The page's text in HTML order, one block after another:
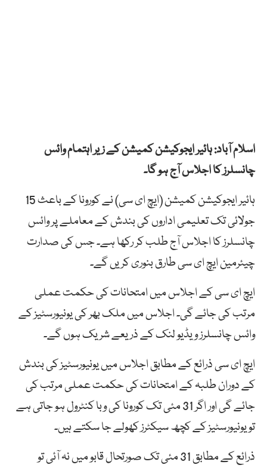
اسلام آباد: ہائیر ایجوکیشن کمیشن کے زیر اہتمام وائس
چانسلرز کا اجلاس آج ہو گا۔
ہائیر ایجوکیشن کمیشن (ایچ ای سی) نے کورونا کے باعث 15
جولائی تک تعلیمی اداروں کی بندش کے معاملے پر وائس
چانسلرز کا اجلاس آج طلب کر رکھا ہے۔ جس کی صدارت
چیئرمین ایچ ای سی طارق بنوری کریں گے۔
ایچ ای سی کے اجلاس میں امتحانات کی حکمت عملی
مرتب کی جائے گی۔ اجلاس میں ملک بھر کی یونیورسٹیز کے
وائس چانسلرز ویڈیو لنک کے ذریعے شریک ہوں گے۔
ایچ ای سی ذرائع کے مطابق اجلاس میں یونیورسٹیز کی بندش
کے دوران طلبہ کے امتحانات کی حکمت عملی مرتب کی
جائے گی اور اگر 31 مئی تک کورونا کی وبا کنٹرول ہو جاتی ہے
تو یونیورسٹیز کے کچھ سیکٹرز کھولے جا سکتے ہیں۔
ذرائع کے مطابق 31 مئی تک صورتحال قابو میں نہ آئی تو